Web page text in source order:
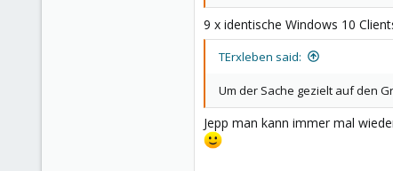
9 x identische Windows 10
TErxleben said:
Um der Sache gezielt auf den
Jepp man kann immer mal